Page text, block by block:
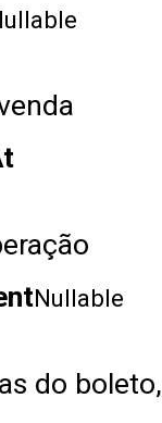
Nullable
do